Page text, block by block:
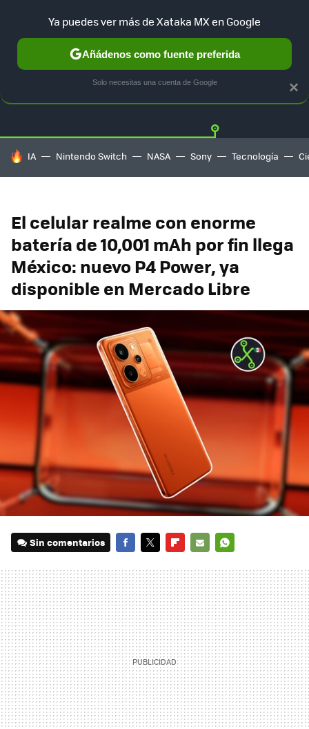
GUÍA DE COMPRAS MERCADO LIBRE
HOY SE HABLA DE
IA Nintendo Switch NASA Sony Tecnología
El celular realme con enorme
batería de 10,001 mAh por fin llega
México: nuevo P4 Power, ya
disponible en Mercado Libre
Sin comentarios
MAIL
×
Ya puedes ver más de Xataka MX en Google
Añádenos como fuente preferida
Solo necesitas una cuenta de Google